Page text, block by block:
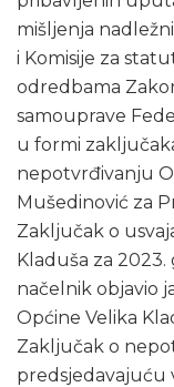
mišljenja
i Komisije za
odredbama
samouprave
u formi
nepotvrđivanju
Mušedinović za
Zaključak o
Kladuša za 2023.
načelnik objavio
Općine Velika
Zaključak o
predsjedavajuću